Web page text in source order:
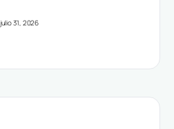
julio 31, 2026